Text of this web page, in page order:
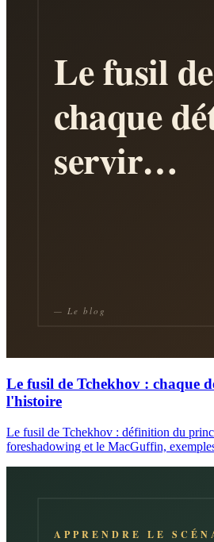
Le fusil de Tchekhov : chaque
l'histoire
Le fusil de Tchekhov : définition du
foreshadowing et le MacGuffin,